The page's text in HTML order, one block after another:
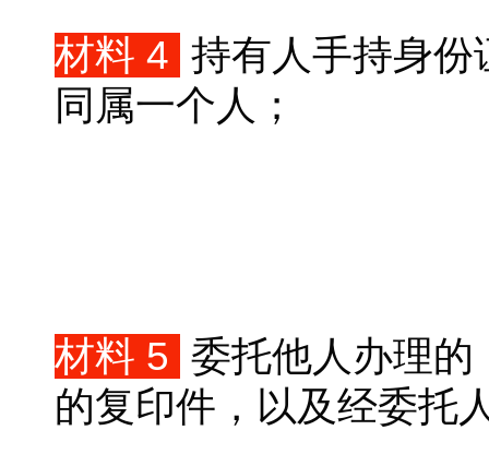
材料 4 持有人手持身份
同属一个人；
材料 5 委托他人办理的
的复印件，以及经委托